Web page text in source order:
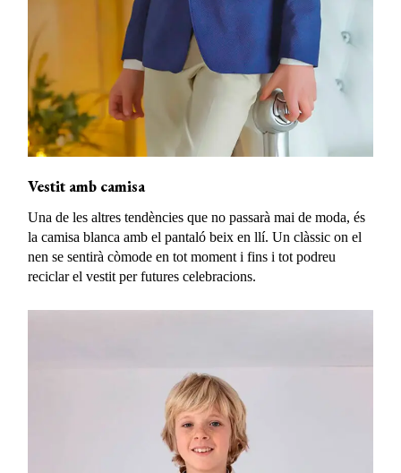
Vestit amb camisa
Una de les altres tendències que no passarà mai de moda, és
la camisa blanca amb el pantaló beix en llí. Un clàssic on el
nen se sentirà còmode en tot moment i fins i tot podreu
reciclar el vestit per futures celebracions.